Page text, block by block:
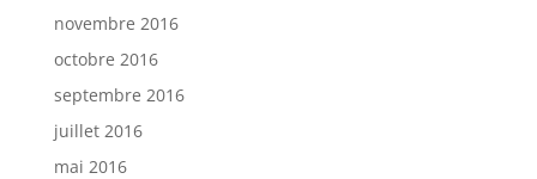
novembre 2016
octobre 2016
septembre 2016
juillet 2016
mai 2016